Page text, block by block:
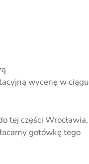
wycenę w ciągu
tej części Wrocławia,
gotówkę tego